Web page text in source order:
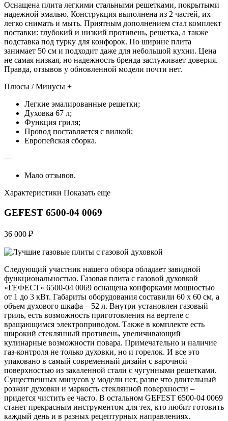
Оснащена плита легкими стальными решетками, покрытыми
надежной эмалью. Конструкция выполнена из 2 частей, их
легко снимать и мыть. Приятным дополнением стал комплект
поставки: глубокий и низкий противень, решетка, а также
подставка под турку для конфорок. По ширине плита
занимает 50 см и подходит даже для небольшой кухни. Цена
не самая низкая, но надежность бренда заслуживает доверия.
Правда, отзывов у обновленной модели почти нет.
Плюсы / Минусы +
Легкие эмалированные решетки;
Духовка 67 л;
Функция гриля;
Провод поставляется с вилкой;
Европейская сборка.
—
Мало отзывов.
Характеристики Показать еще
GEFEST 6500-04 0069
36 000 ₽
Следующий участник нашего обзора обладает завидной
функциональностью. Газовая плита с газовой духовкой
«ГЕФЕСТ» 6500-04 0069 оснащена конфорками мощностью
от 1 до 3 кВт. Габариты оборудования составили 60 х 60 см, а
объем духового шкафа – 52 л. Внутри установлен газовый
гриль, есть возможность приготовления на вертеле с
вращающимся электроприводом. Также в комплекте есть
широкий стеклянный противень, увеличивающий
кулинарные возможности повара. Примечательно и наличие
газ-контроля не только духовки, но и горелок. И все это
упаковано в самый современный дизайн с варочной
поверхностью из закаленной стали с чугунными решетками.
Существенных минусов у модели нет, разве что длительный
розжиг духовки и маркость стеклянной поверхности –
придется чистить ее часто. В остальном GEFEST 6500-04 0069
станет прекрасным инструментом для тех, кто любит готовить
каждый день и в разных рецептурных направлениях.